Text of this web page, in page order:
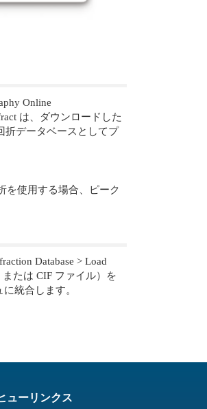
Online
は、ダウンロードした
折データベースとしてプ
を使用する場合、ピーク
Database > Load
たは CIF ファイル）を
統合します。
ューリンクス